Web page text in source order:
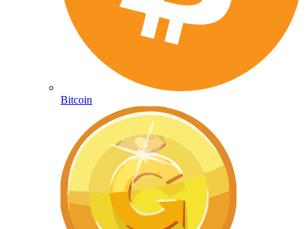
Bitcoin